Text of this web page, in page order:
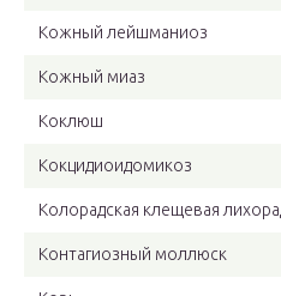
Кожный лейшманиоз
Кожный миаз
Коклюш
Кокцидиоидомикоз
Колорадская клещевая
Контагиозный моллюск